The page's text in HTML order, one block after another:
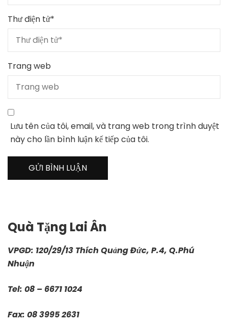
Thư điện tử*
Trang web
Lưu tên của tôi, email, và trang web trong trình duyệt
này cho lần bình luận kế tiếp của tôi.
Quà Tặng Lai Ân
VPGD: 120/29/13 Thích Quảng Đức, P.4, Q.Phú
Nhuận
Tel: 08 – 6671 1024
Fax: 08 3995 2631